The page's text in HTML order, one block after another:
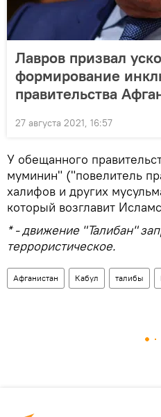
Лавров призвал
формирование
правительства
27 августа 2021, 16:57
У обещанного
муминин" ("повелитель
халифов и других
который возглавит
* - движение "Талибан"
террористическое.
Афганистан Кабул талибы